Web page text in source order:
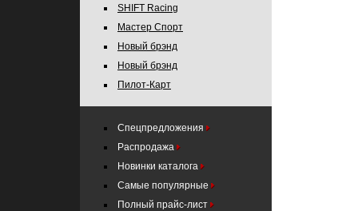
SHIFT Racing
Мастер Спорт
Новый брэнд
Новый брэнд
Пилот-Карт
Спецпредложения
Распродажа
Новинки каталога
Самые популярные
Полный прайс-лист